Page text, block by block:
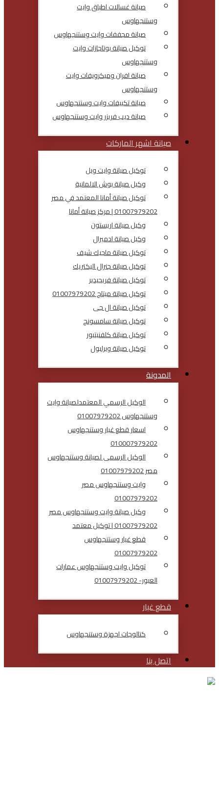
صيانة غسالات اطباق وايت
وستنجهاوس
صيانة مجففات وايت وستنجهاوس
توكيل صيانة بوتاجازات وايت
وستنجهاوس
صيانة افران وميكرويفات وايت
وستنجهاوس
صيانة تكييفات وايت وستنجهاوس
صيانة ديب فريزر وايت وستنجهاوس
صيانة اشهر الماركات
توكيل صيانة وايت ويل
وكيل صيانة بوش الالمانية
توكيل صيانة أمانا المعتمد في مصر
01007979202 | مركز صيانة أمانا
وكيل صيانة اريستون
وكيل صيانة ادميرال
توكيل صيانة ماجيك شيف
توكيل صيانة جنرال اليكتريك
توكيل صيانة فريجيدير
توكيل صيانة ميتاج 01007979202
توكيل صيانة ال جى
توكيل صيانة سامسونج
توكيل صيانة كلفنيتيور
توكيل صيانة ويرلبول
المدونة
الوكيل الرسمي المعتمدلصيانة وايت
وستنجهاوس 01007979202
اسعار قطع غيار وستنجهاوس
010007979202
الوكيل الرسمى لصيانة وستنجهاوس
مصر 01007979202
وايت وستنجهاوس مصر
01007979202
وكيل صيانة وايت وستنجهاوس مصر
01007979202 | توكيل معتمد
قطع غيار وستنجهاوس
01007979202
توكيل وايت وستنجهاوس عمارات
العبور- 01007979202
قطع غيار
كتالوجات اجهزة وستنجهاوس
اتصل بنا